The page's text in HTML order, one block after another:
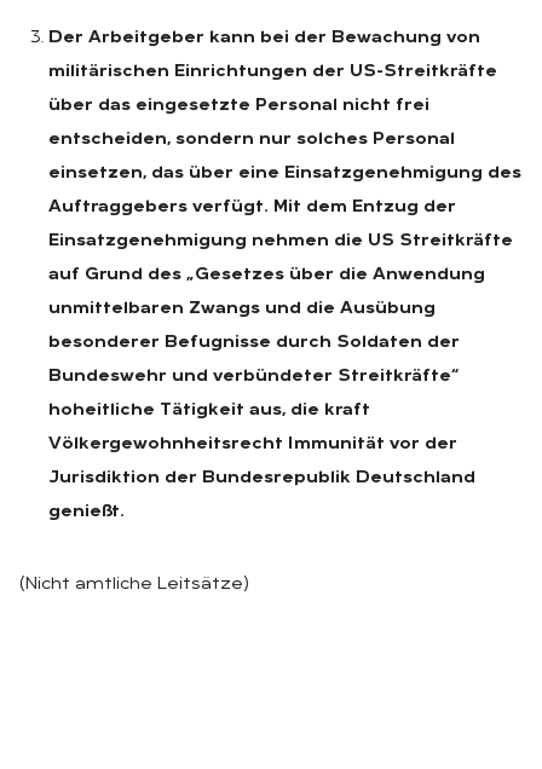
Der Arbeitgeber kann bei der Bewachung von
militärischen Einrichtungen der US-Streitkräfte
über das eingesetzte Personal nicht frei
entscheiden, sondern nur solches Personal
einsetzen, das über eine Einsatzgenehmigung des
Auftraggebers verfügt. Mit dem Entzug der
Einsatzgenehmigung nehmen die US Streitkräfte
auf Grund des „Gesetzes über die Anwendung
unmittelbaren Zwangs und die Ausübung
besonderer Befugnisse durch Soldaten der
Bundeswehr und verbündeter Streitkräfte“
hoheitliche Tätigkeit aus, die kraft
Völkergewohnheitsrecht Immunität vor der
Jurisdiktion der Bundesrepublik Deutschland
genießt.
(Nicht amtliche Leitsätze)